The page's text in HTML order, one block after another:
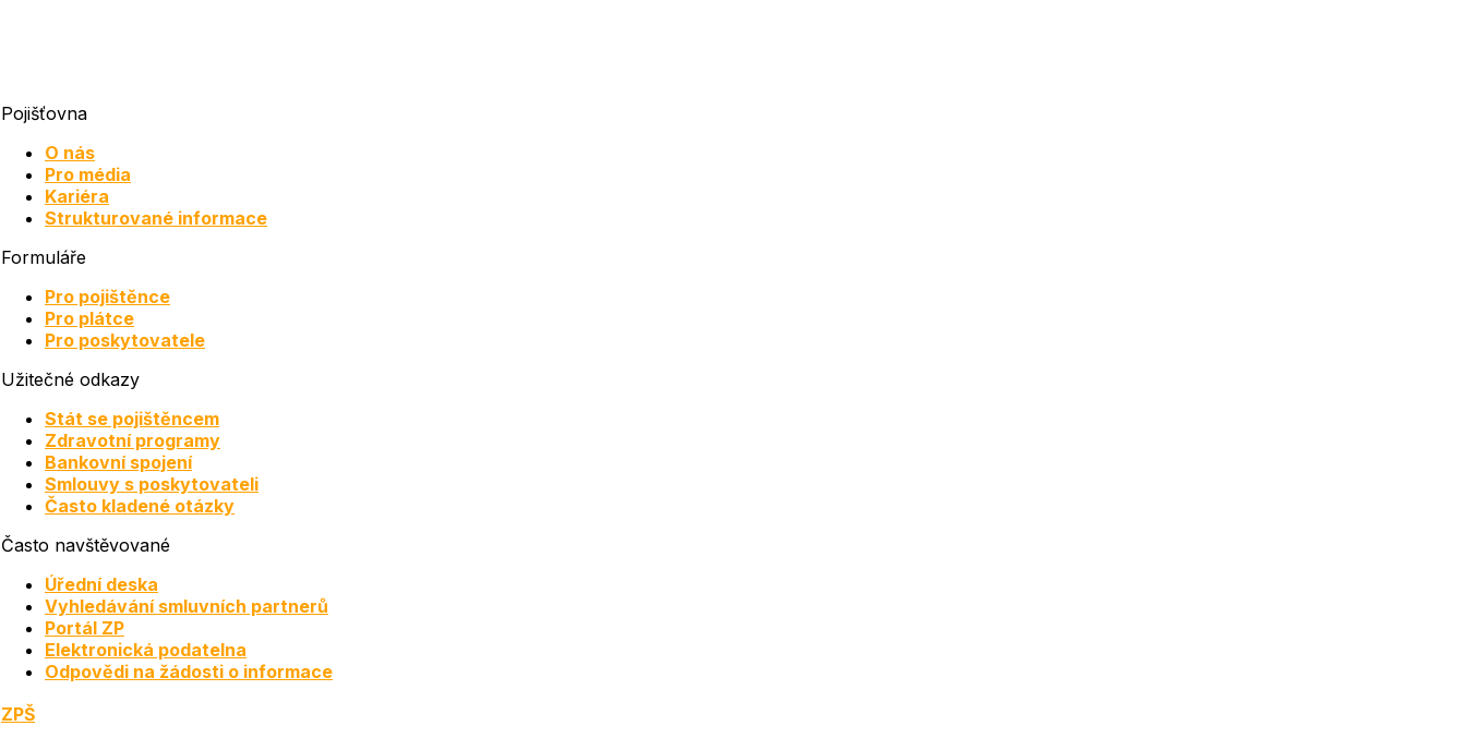
Pojišťovna
O nás
Pro média
Kariéra
Strukturované informace
Formuláře
Pro pojištěnce
Pro plátce
Pro poskytovatele
Užitečné odkazy
Stát se pojištěncem
Zdravotní programy
Bankovní spojení
Smlouvy s poskytovateli
Často kladené otázky
Často navštěvované
Úřední deska
Vyhledávání smluvních partnerů
Portál ZP
Elektronická podatelna
Odpovědi na žádosti o informace
ZPŠ